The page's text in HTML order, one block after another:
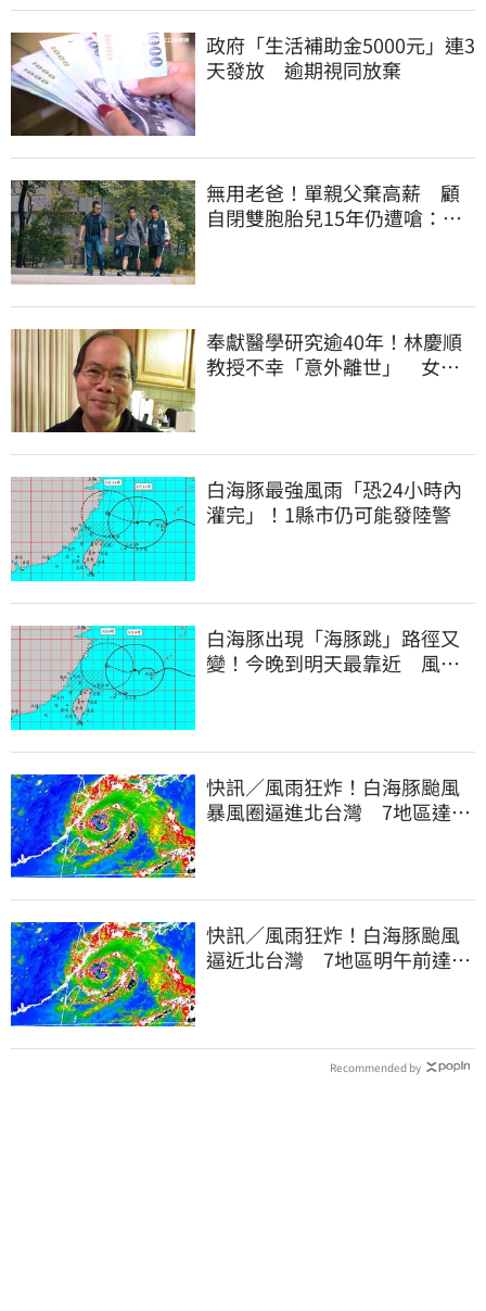
政府「生活補助金5000元」連3
天發放 逾期視同放棄
無用老爸！單親父棄高薪 顧
自閉雙胞胎兒15年仍遭嗆：怎
奉獻醫學研究逾40年！林慶順
教授不幸「意外離世」 女兒
白海豚最強風雨「恐24小時內
灌完」！1縣市仍可能發陸警
白海豚出現「海豚跳」路徑又
變！今晚到明天最靠近 風雨
快訊／風雨狂炸！白海豚颱風
暴風圈逼進北台灣 7地區達停
快訊／風雨狂炸！白海豚颱風
逼近北台灣 7地區明午前達停
Recommended by